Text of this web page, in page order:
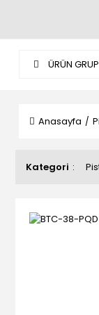
ÜRÜN
Anasayfa
Kategori